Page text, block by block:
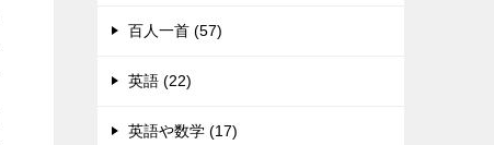
百人一首 (57)
英語 (22)
英語や数学 (17)